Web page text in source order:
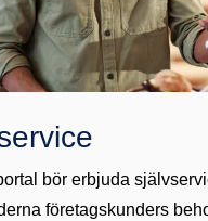
bör erbjuda
företagskunders